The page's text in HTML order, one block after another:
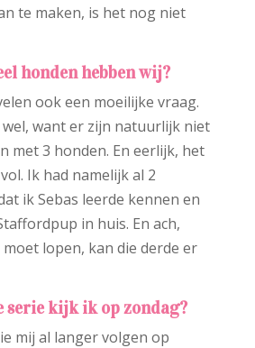
te maken, is het nog niet
honden hebben wij?
ook een moeilijke vraag.
want er zijn natuurlijk niet
met 3 honden. En eerlijk, het
Ik had namelijk al 2
ik Sebas leerde kennen en
in huis. En ach,
lopen, kan die derde er
serie kijk ik op zondag?
mij al langer volgen op